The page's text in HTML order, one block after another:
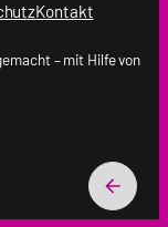
Kontakt
– mit Hilfe von